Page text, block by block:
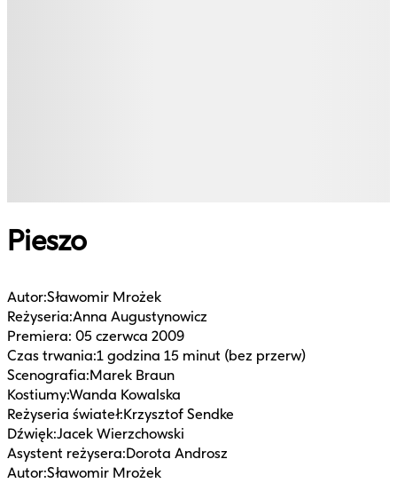
Pieszo
Autor:Sławomir Mrożek
Reżyseria:Anna Augustynowicz
Premiera: 05 czerwca 2009
Czas trwania:1 godzina 15 minut (bez przerw)
Scenografia:Marek Braun
Kostiumy:Wanda Kowalska
Reżyseria świateł:Krzysztof Sendke
Dźwięk:Jacek Wierzchowski
Asystent reżysera:Dorota Androsz
Autor:Sławomir Mrożek